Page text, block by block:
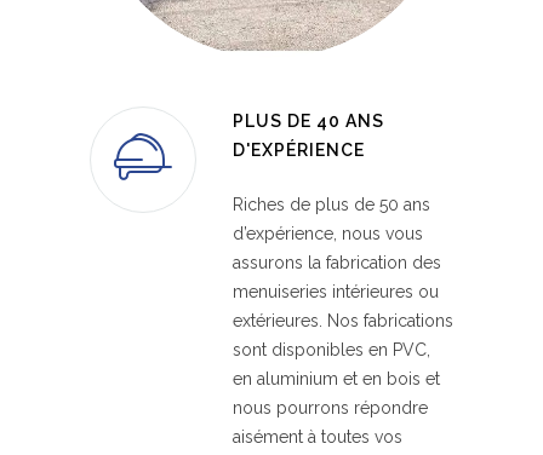
PLUS DE 40 ANS
D'EXPÉRIENCE
Riches de plus de 50 ans
d’expérience, nous vous
assurons la fabrication des
menuiseries intérieures ou
extérieures. Nos fabrications
sont disponibles en PVC,
en aluminium et en bois et
nous pourrons répondre
aisément à toutes vos